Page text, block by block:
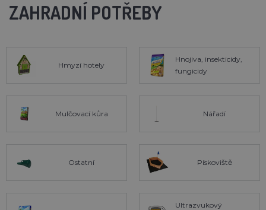
ZAHRADNÍ POTŘEBY
Hmyzí hotely
Hnojiva, insekticidy,
fungicidy
Mulčovací kůra Nářadí
Ostatní Pískoviště
Ultrazvukový